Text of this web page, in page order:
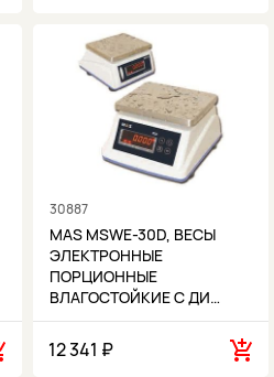
30887
MAS MSWE-30D, ВЕСЫ
ЭЛЕКТРОННЫЕ
ПОРЦИОННЫЕ
ВЛАГОСТОЙКИЕ С ДИ…
12 341 ₽